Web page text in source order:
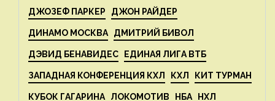
ДЖОЗЕФ ПАРКЕР ДЖОН РАЙДЕР
ДИНАМО МОСКВА ДМИТРИЙ БИВОЛ
ДЭВИД БЕНАВИДЕС ЕДИНАЯ ЛИГА ВТБ
ЗАПАДНАЯ КОНФЕРЕНЦИЯ КХЛ КХЛ КИТ ТУРМАН
КУБОК ГАГАРИНА ЛОКОМОТИВ НБА НХЛ